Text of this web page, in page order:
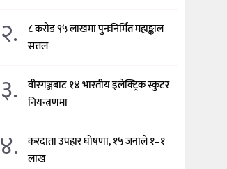
२.
८ करोड ९५ लाखमा पुनःनिर्मित महाङ्काल
सत्तल
३.
वीरगञ्जबाट १४ भारतीय इलेक्ट्रिक स्कुटर
नियन्त्रणमा
४.
करदाता उपहार घोषणा, १५ जनाले १–१
लाख